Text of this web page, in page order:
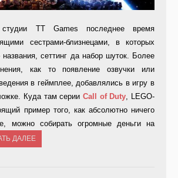
студии TT Games последнее время
сестрами-близнецами, в которых
названия, сеттинг да набор шуток. Более
как то появление озвучки или
в геймплее, добавлялись в игру в
Куда там серии Call of Duty , LEGO-
пример того, как абсолютно ничего
можно собирать огромные деньги на
ДАЛЕЕ